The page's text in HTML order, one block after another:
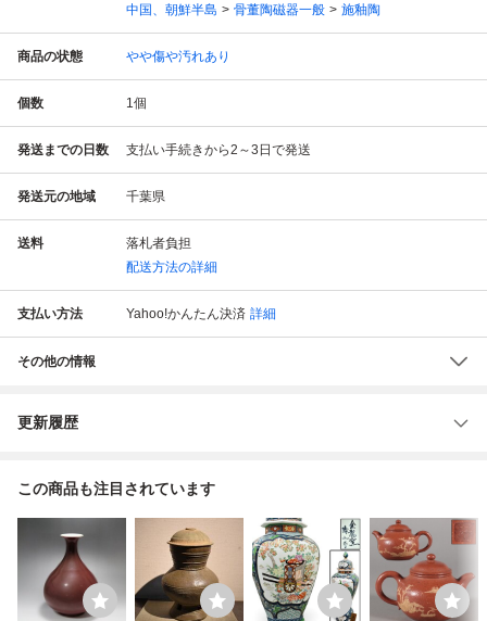
中国、朝鮮半島
骨董陶磁器一般 施釉陶
商品の状態 やや傷や汚れあり
個数 1個
発送までの日数 支払い手続きから2～3日で発送
発送元の地域 千葉県
送料
落札者負担
配送方法の詳細
支払い方法 Yahoo!かんたん決済 詳細
その他の情報
更新履歴
この商品も注目されています